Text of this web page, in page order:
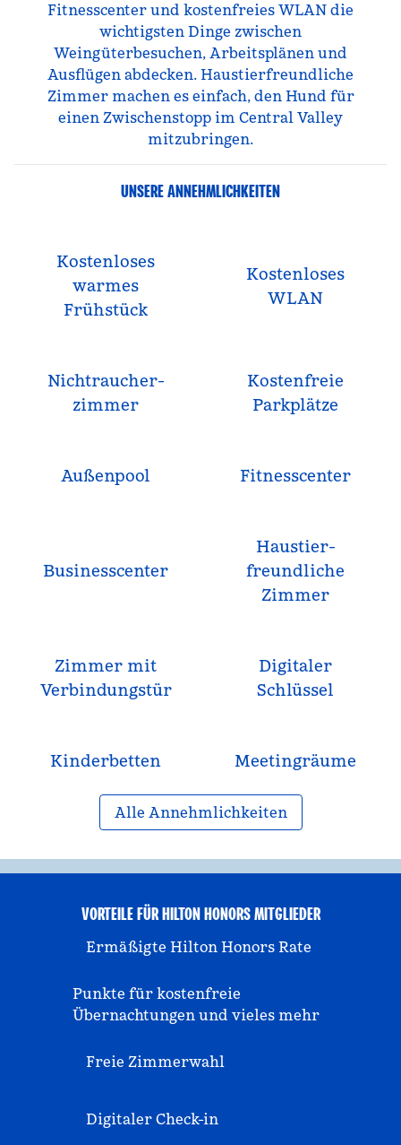
Fitnesscenter und kostenfreies WLAN die
wichtigsten Dinge zwischen
Weingüterbesuchen, Arbeitsplänen und
Ausflügen abdecken. Haustierfreundliche
Zimmer machen es einfach, den Hund für
einen Zwischenstopp im Central Valley
mitzubringen.
UNSERE ANNEHMLICHKEITEN
Kostenloses
warmes
Frühstück
Kostenloses
WLAN
Nichtraucher­
zimmer
Kostenfreie
Parkplätze
Außenpool Fitnesscenter
Business­center
Haustier­
freundliche
Zimmer
Zimmer mit
Verbindungstür
Digitaler
Schlüssel
Kinderbetten Meeting­räume
Alle Annehmlichkeiten
VORTEILE FÜR HILTON HONORS MITGLIEDER
Ermäßigte Hilton Honors Rate
Punkte für kostenfreie
Übernachtungen und vieles mehr
Freie Zimmerwahl
Digitaler Check-in